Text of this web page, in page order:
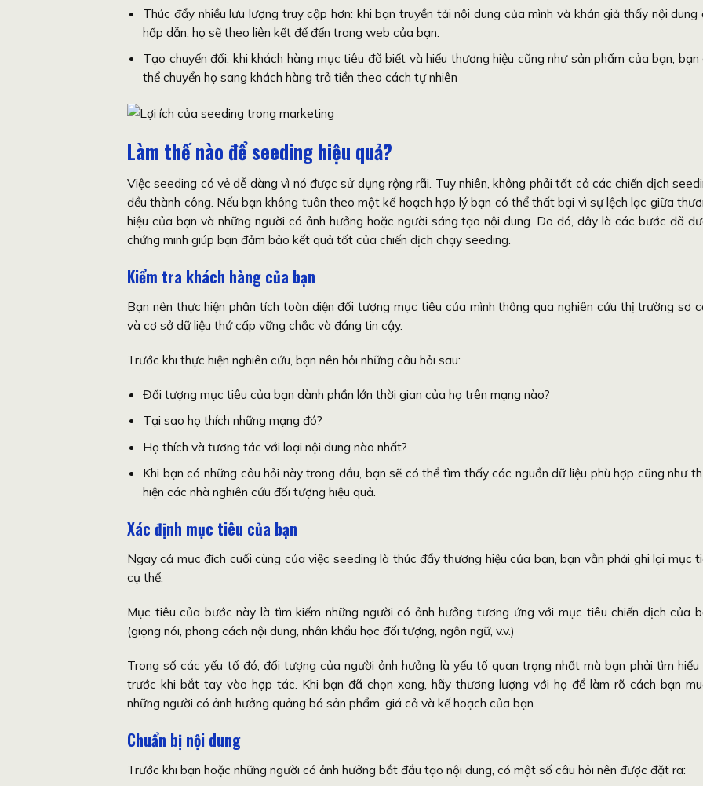
Thúc đẩy nhiều lưu lượng truy cập hơn: khi bạn truyền tải nội dung của mình và khán giả thấy nội dung
hấp dẫn, họ sẽ theo liên kết để đến trang web của bạn.
Tạo chuyển đổi: khi khách hàng mục tiêu đã biết và hiểu thương hiệu cũng như sản phẩm của bạn, bạn
thể chuyển họ sang khách hàng trả tiền theo cách tự nhiên
Làm thế nào để seeding hiệu quả?
Việc seeding có vẻ dễ dàng vì nó được sử dụng rộng rãi. Tuy nhiên, không phải tất cả các chiến dịch
đều thành công. Nếu bạn không tuân theo một kế hoạch hợp lý bạn có thể thất bại vì sự lệch lạc giữa
hiệu của bạn và những người có ảnh hưởng hoặc người sáng tạo nội dung. Do đó, đây là các bước đã
chứng minh giúp bạn đảm bảo kết quả tốt của chiến dịch chạy seeding.
Kiểm tra khách hàng của bạn
Bạn nên thực hiện phân tích toàn diện đối tượng mục tiêu của mình thông qua nghiên cứu thị trường sơ
và cơ sở dữ liệu thứ cấp vững chắc và đáng tin cậy.
Trước khi thực hiện nghiên cứu, bạn nên hỏi những câu hỏi sau:
Đối tượng mục tiêu của bạn dành phần lớn thời gian của họ trên mạng nào?
Tại sao họ thích những mạng đó?
Họ thích và tương tác với loại nội dung nào nhất?
Khi bạn có những câu hỏi này trong đầu, bạn sẽ có thể tìm thấy các nguồn dữ liệu phù hợp cũng như
hiện các nhà nghiên cứu đối tượng hiệu quả.
Xác định mục tiêu của bạn
Ngay cả mục đích cuối cùng của việc seeding là thúc đẩy thương hiệu của bạn, bạn vẫn phải ghi lại mục
cụ thể.
Mục tiêu của bước này là tìm kiếm những người có ảnh hưởng tương ứng với mục tiêu chiến dịch của
(giọng nói, phong cách nội dung, nhân khẩu học đối tượng, ngôn ngữ, v.v.)
Trong số các yếu tố đó, đối tượng của người ảnh hưởng là yếu tố quan trọng nhất mà bạn phải tìm hiểu
trước khi bắt tay vào hợp tác. Khi bạn đã chọn xong, hãy thương lượng với họ để làm rõ cách bạn
những người có ảnh hưởng quảng bá sản phẩm, giá cả và kế hoạch của bạn.
Chuẩn bị nội dung
Trước khi bạn hoặc những người có ảnh hưởng bắt đầu tạo nội dung, có một số câu hỏi nên được đặt ra: